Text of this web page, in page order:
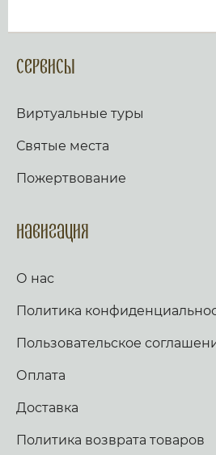
Виртуальные туры
Навигация
О нас